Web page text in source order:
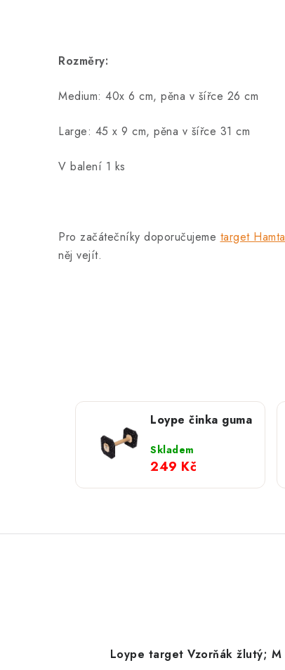
Rozměry:
Medium: 40x 6 cm, pěna v šířce 26 cm
Large: 45 x 9 cm, pěna v šířce 31 cm
V balení 1 ks
Pro začátečníky doporučujeme target
něj vejít.
Loype činka guma
Skladem
249 Kč
Loype target Vzorňák žlutý; M